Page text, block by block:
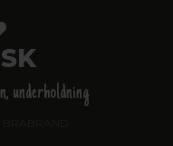
underholdning